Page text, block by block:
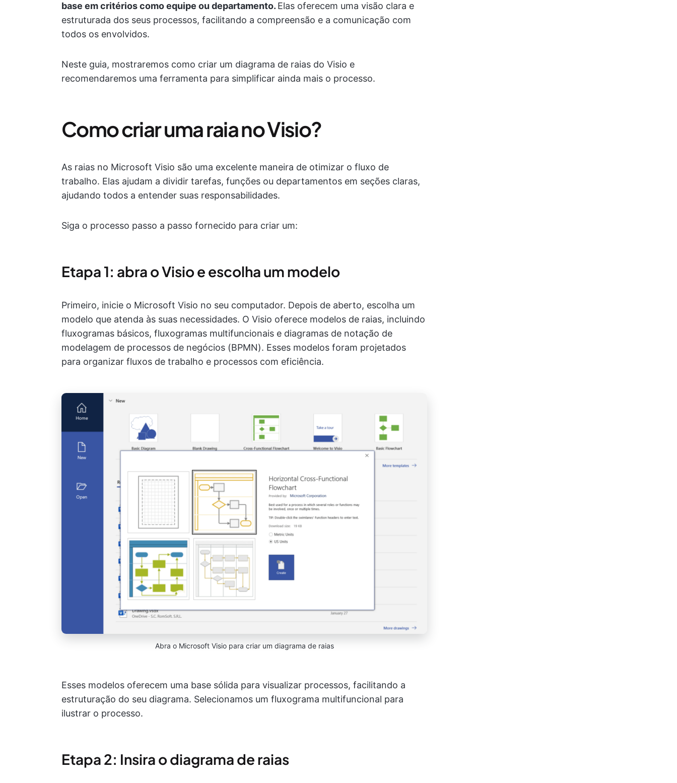
base em critérios como equipe ou departamento. Elas oferecem uma visão clara e
estruturada dos seus processos, facilitando a compreensão e a comunicação com
todos os envolvidos.
Neste guia, mostraremos como criar um diagrama de raias do Visio e
recomendaremos uma ferramenta para simplificar ainda mais o processo.
Como criar uma raia no Visio?
As raias no Microsoft Visio são uma excelente maneira de otimizar o fluxo de
trabalho. Elas ajudam a dividir tarefas, funções ou departamentos em seções claras,
ajudando todos a entender suas responsabilidades.
Siga o processo passo a passo fornecido para criar um:
Etapa 1: abra o Visio e escolha um modelo
Primeiro, inicie o Microsoft Visio no seu computador. Depois de aberto, escolha um
modelo que atenda às suas necessidades. O Visio oferece modelos de raias, incluindo
fluxogramas básicos, fluxogramas multifuncionais e diagramas de notação de
modelagem de processos de negócios (BPMN). Esses modelos foram projetados
para organizar fluxos de trabalho e processos com eficiência.
Abra o Microsoft Visio para criar um diagrama de raias
Esses modelos oferecem uma base sólida para visualizar processos, facilitando a
estruturação do seu diagrama. Selecionamos um fluxograma multifuncional para
ilustrar o processo.
Etapa 2: Insira o diagrama de raias